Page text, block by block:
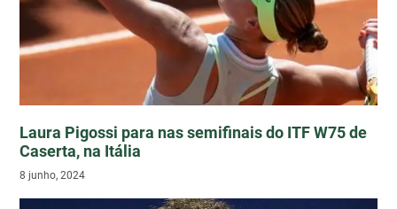
Laura Pigossi para nas semifinais do ITF W75 de
Caserta, na Itália
8 junho, 2024